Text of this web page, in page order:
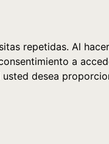
repetidas. Al hacer
a
desea